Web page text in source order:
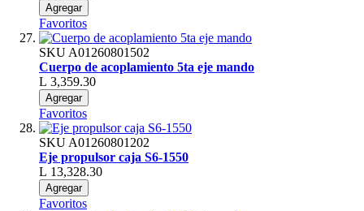
Agregar
Favoritos
SKU A01260801502
Cuerpo de acoplamiento 5ta eje mando
L 3,359.30
Agregar
Favoritos
SKU A01260801202
Eje propulsor caja S6-1550
L 13,328.30
Agregar
Favoritos